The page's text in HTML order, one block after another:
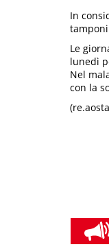
In
Le
lunedì
Nel
con la